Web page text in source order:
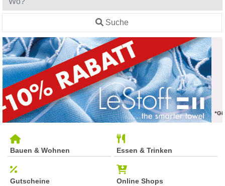
Suche
Bauen & Wohnen Essen & Trinken
Gutscheine Online Shops